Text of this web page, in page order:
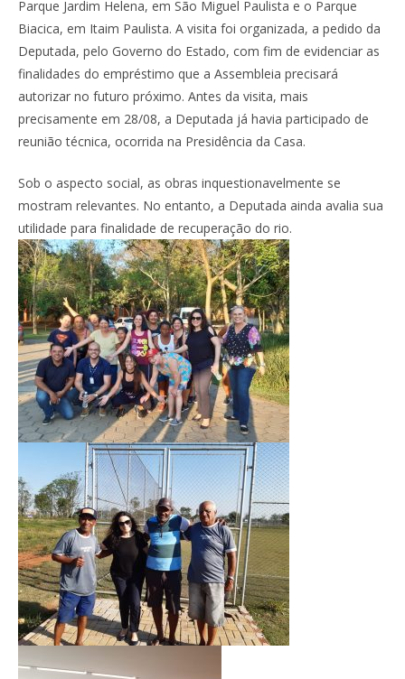
Parque Jardim Helena, em São Miguel Paulista e o Parque
Biacica, em Itaim Paulista. A visita foi organizada, a pedido da
Deputada, pelo Governo do Estado, com fim de evidenciar as
finalidades do empréstimo que a Assembleia precisará
autorizar no futuro próximo. Antes da visita, mais
precisamente em 28/08, a Deputada já havia participado de
reunião técnica, ocorrida na Presidência da Casa.
Sob o aspecto social, as obras inquestionavelmente se
mostram relevantes. No entanto, a Deputada ainda avalia sua
utilidade para finalidade de recuperação do rio.